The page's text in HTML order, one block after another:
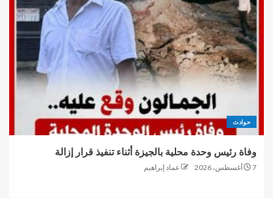
حوادث
وفاة رئيس وحدة محلية بالجيزة أثناء تنفيذ قرار إزالة
7 أغسطس، 2026 عماد إبراهيم